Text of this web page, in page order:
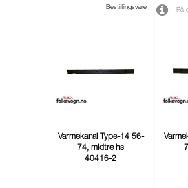
Bestillingsvare
Varmekanal Type-14 56-
74, midtre hs
40416-2
På